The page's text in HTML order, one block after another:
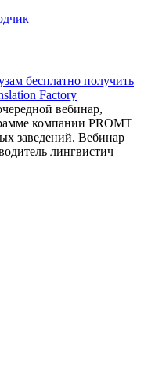
бесплатно получить
Factory
вебинар,
компании PROMT
заведений. Вебинар
лингвистич